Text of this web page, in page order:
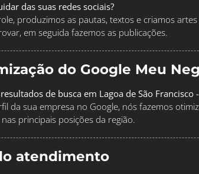
das suas redes sociais?
produzimos as pautas, textos e criamos
em seguida fazemos as publicações.
do Google Meu
de busca em Lagoa de São Francisco
da sua empresa no Google, nós fazemos
principais posições da região.
atendimento